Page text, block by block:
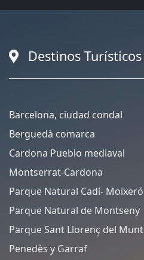
Destinos Turísticos
Barcelona, ciudad condal
Berguedà comarca
Cardona Pueblo mediaval
Montserrat-Cardona
Parque Natural Cadí- Moixeró
Parque Natural de Montseny
Parque Sant Llorenç del Munt
Penedès y Garraf